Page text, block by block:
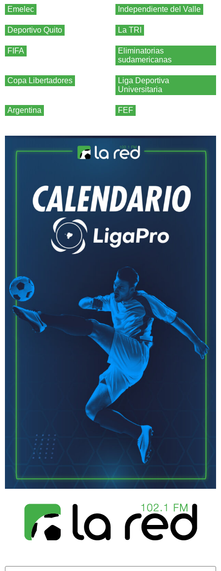
Emelec Independiente del Valle
Deportivo Quito La TRI
FIFA
Eliminatorias
sudamericanas
Copa Libertadores
Liga Deportiva
Universitaria
Argentina FEF